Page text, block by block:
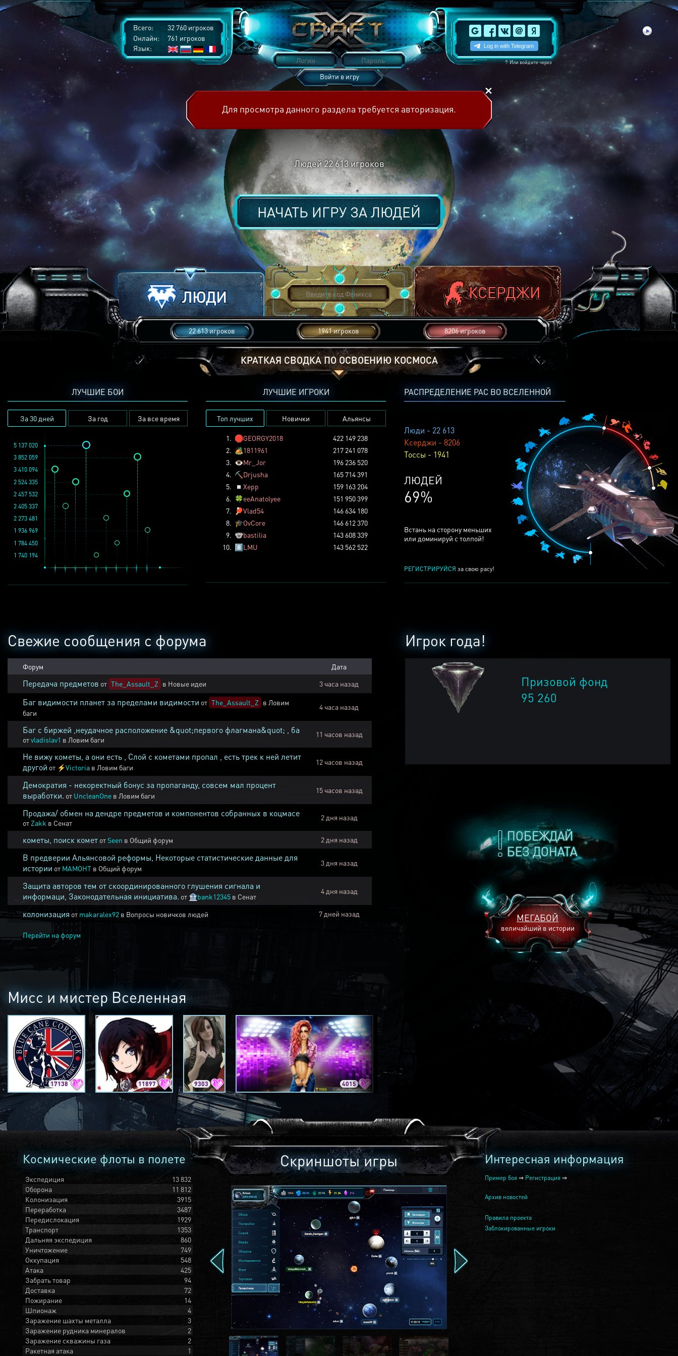
Всего:
32 760 игроков
Онлайн:
761 игроков
Язык:
↑Или войдите через
Войти в игру
Для просмотра данного раздела требуется авторизация.
Людей 22 613игроков
НАЧАТЬ ИГРУ ЗАЛЮДЕЙ
22 613 игроков 1941 игроков 8206 игроков
КРАТКАЯ СВОДКА ПО ОСВОЕНИЮ КОСМОСА
РАСПРЕДЕЛЕНИЕ РАС ВО ВСЕЛЕННОЙ
Люди - 22 613
Ксерджи - 8206
Тоссы - 1941
КСЕРДЖЕЙ
25%
Встань на сторону меньших
или доминируй с толпой!
РЕГИСТРИРУЙСЯ за свою расу!
ЛУЧШИЕ БОИ
За 30 дней За год За все время
1 936 969
3 852 059
2 457 532
1 784 450
2 273 481
1 740 194
5 137 020
2 524 335
2 405 337
3 410 094
ЛУЧШИЕ ИГРОКИ
Топ лучших Новички Альянсы
1. 🛑GEORGY2018
422 149 238
2. 🏕️1811961
217 241 078
3. 👁️Mr_Jor
196 236 520
4. ⛏️ Drjusha
165 714 391
5.
◽ Xepp
159 163 204
6. 🍀eeAnatolyee
151 950 399
7.
🏓Vlad54
146 634 180
8. 🎓OvCore
146 612 370
9. 🐨bastilia
143 608 339
10. 8️⃣LMU 143 562 522
ПОБЕЖДАЙ
БЕЗ ДОНАТА
МЕГАБОЙ
величайший в истории
Игрок года!
Призовой фонд
95 260
Свежие сообщения с форума
Форум Дата
Передача предметов от The_Assault_Z в Новые идеи 3 часа назад
Баг видимости планет за пределами видимости от The_Assault_Z в Ловим
баги
4 часа назад
Баг с биржей ,неудачное расположение &quot;первого флагмана&quot; , ба
отvladislav1 в Ловим баги
11 часов назад
Не вижу кометы, а они есть , Слой с кометами пропал , есть трек к ней летит
другой от ⚡Victoria в Ловим баги
12 часов назад
Демократия - некоректный бонус за пропаганду, совсем мал процент
выработки. от UncleanOne в Ловим баги
15 часов назад
Продажа/ обмен на дендре предметов и компонентов собранных в коцмасе
от Zakk в Сенат
2 дня назад
кометы, поиск комет отSeen в Общий форум 2 дня назад
В предверии Альянсовой реформы, Некоторые статистические данные для
истории от MAMOHT в Общий форум
3 дня назад
Защита авторов тем от скоординированного глушения сигнала и
информаци, Законодательная инициатива. от 🏦bank12345 в Сенат
4 дня назад
колонизация от makaralex92 в Вопросы новичков людей 7 дней назад
Перейти на форум
Мисс и мистер Вселенная
17138 11897 9303 4015 2240
Космические флоты в полете
Экспедиция
13 832
Оборона
11 812
Колонизация
3915
Переработка
3487
Передислокация
1929
Транспорт
1353
Дальняя экспедиция
860
Уничтожение
749
Оккупация
548
Атака
425
Забрать товар
94
Доставка
72
Пожирание
14
Шпионаж
4
Заражение шахты металла
3
Заражение рудника минералов
2
Заражение скважины газа
2
Ракетная атака
1
Скриншоты игры Интересная информация
Пример боя ⇒ Регистрация ⇒
Архив новостей
Правила проекта
Заблокированные игроки